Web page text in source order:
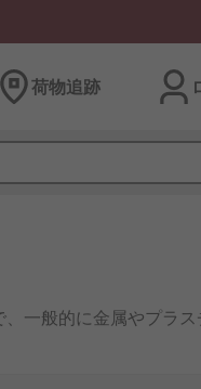
荷物追跡
一般的に金属やプラ